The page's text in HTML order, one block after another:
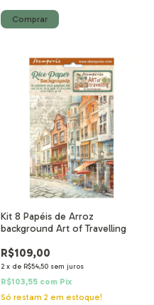
Kit 8 Papéis de Arroz
background Art of Travelling
R$109,00
2 x de R$54,50 sem juros
R$103,55 com Pix
Só restam 2 em estoque!